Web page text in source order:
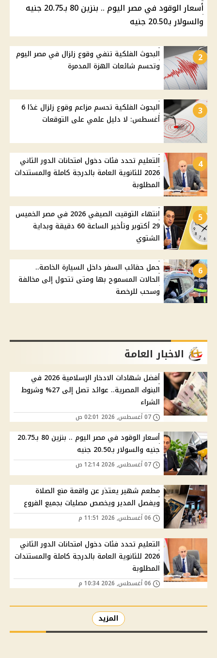
أسعار الوقود في مصر اليوم .. بنزين 80 بـ20.75 جنيه
والسولار بـ20.50 جنيه
2
البحوث الفلكية تنفي وقوع زلزال في مصر اليوم
وتحسم شائعات الهزة المدمرة
3
البحوث الفلكية تحسم مزاعم وقوع زلزال غدًا 6
أغسطس: لا دليل علمي على التوقعات
4
التعليم تحدد فئات دخول امتحانات الدور الثاني
2026 للثانوية العامة بالدرجة كاملة والمستندات
المطلوبة
5
انتهاء التوقيت الصيفي 2026 في مصر الخميس
29 أكتوبر وتأخير الساعة 60 دقيقة وبداية
الشتوي
6
حمل حقائب السفر داخل السيارة الخاصة..
الحالات المسموح بها ومتى تتحول إلى مخالفة
وسحب للرخصة
الاخبار العامة
أفضل شهادات الادخار الإسلامية 2026 في
البنوك المصرية.. عوائد تصل إلى 27% وشروط
الشراء
أسعار الوقود في مصر اليوم .. بنزين 80 بـ20.75
جنيه والسولار بـ20.50 جنيه
مطعم شهير يعتذر عن واقعة منع الصلاة
ويفصل المدير ويخصص مصليات بجميع الفروع
التعليم تحدد فئات دخول امتحانات الدور الثاني
2026 للثانوية العامة بالدرجة كاملة والمستندات
المطلوبة
المزيد